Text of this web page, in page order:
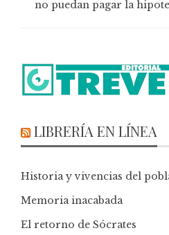
no puedan pagar la
LIBRERÍA EN LÍNEA
Historia y vivencias del
Memoria inacabada
El retorno de Sócrates